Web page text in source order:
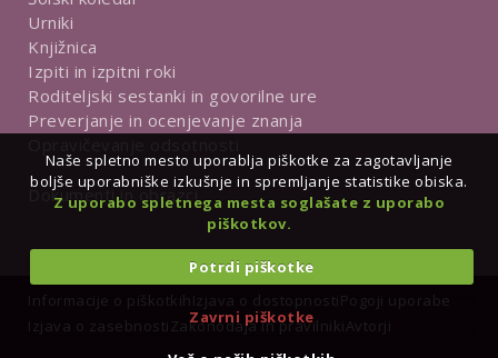
Urniki
Knjižnica
Izpiti in izpitni roki
Roditeljski sestanki in govorilne ure
Preverjanje in ocenjevanje znanja
Dokumenti in obrazci
Informacije o piškotkihIzjava o dostopnostiPogoji uporabe
Izjava o zasebnostiZakonodaja in pravilniki Avtorji
Naše spletno mesto uporablja piškotke za zagotavljanje
boljše uporabniške izkušnje in spremljanje statistike obiska.
Z uporabo spletnega mesta soglašate z uporabo
piškotkov.
Potrdi piškotke
Zavrni piškotke